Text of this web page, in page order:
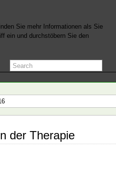
Sie mehr Informationen als Sie
ein und durchstöbern Sie den
der Therapie